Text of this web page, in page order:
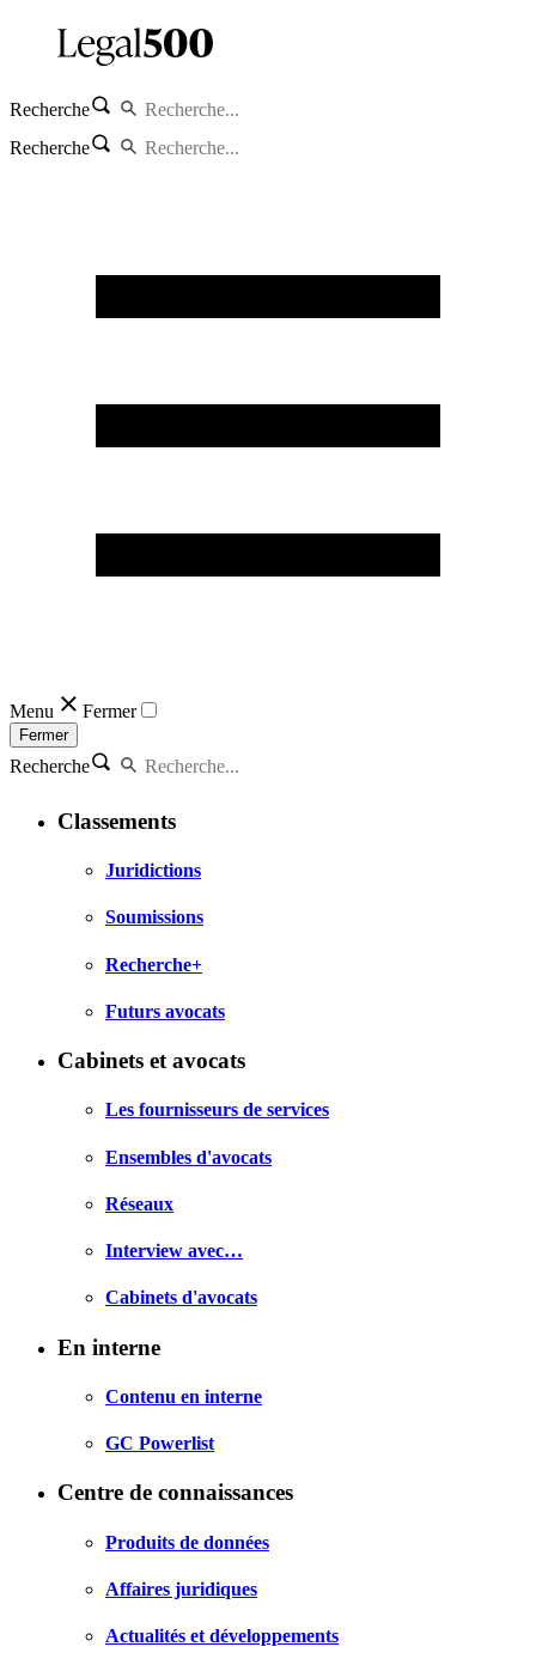
Recherche
Recherche
Menu Fermer
Fermer
Recherche
Classements
Juridictions
Soumissions
Recherche+
Futurs avocats
Cabinets et avocats
Les fournisseurs de services
Ensembles d'avocats
Réseaux
Interview avec…
Cabinets d'avocats
En interne
Contenu en interne
GC Powerlist
Centre de connaissances
Produits de données
Affaires juridiques
Actualités et développements